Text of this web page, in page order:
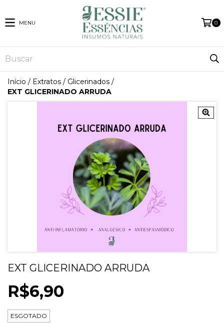
MENU 0
Início / Extratos / Glicerinados /
EXT GLICERINADO ARRUDA
EXT GLICERINADO ARRUDA
R$6,90
ESGOTADO